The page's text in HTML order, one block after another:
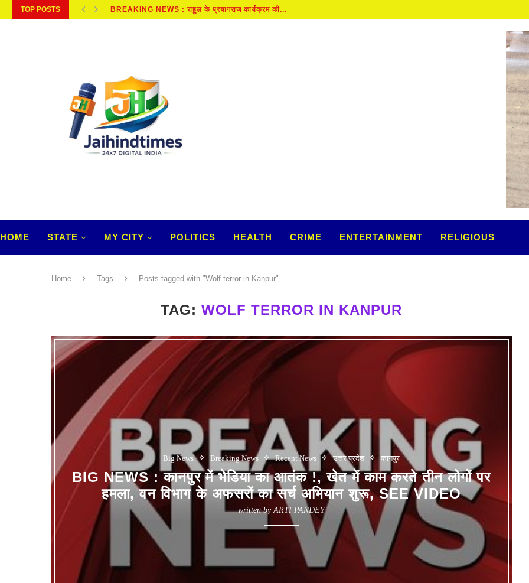
TOP POSTS SAWAN : शीघ्र विवाह के लिए लड़कियां सावन...
HOME STATE MY CITY POLITICS HEALTH CRIME ENTERTAINMENT RELIGIOUS
Home Tags Posts tagged with "Wolf terror in Kanpur"
TAG:WOLF TERROR IN KANPUR
Big News Breaking News Recent News उत्तर प्रदेश कानपुर
BIG NEWS : कानपुर में भेडिया का आतंक !, खेत में काम करते तीन लोगों पर
हमला, वन विभाग के अफसरों का सर्च अभियान शुरू, SEE VIDEO
written byARTI PANDEY